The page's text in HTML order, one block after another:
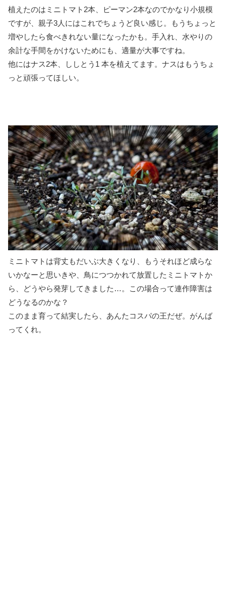
植えたのはミニトマト2本、ピーマン2本なのでかなり小規模
ですが、親子3人にはこれでちょうど良い感じ。もうちょっと
増やしたら食べきれない量になったかも。手入れ、水やりの
余計な手間をかけないためにも、適量が大事ですね。
他にはナス2本、ししとう1 本を植えてます。ナスはもうちょ
っと頑張ってほしい。
ミニトマトは背丈もだいぶ大きくなり、もうそれほど成らな
いかなーと思いきや、鳥につつかれて放置したミニトマトか
ら、どうやら発芽してきました…。この場合って連作障害は
どうなるのかな？
このまま育って結実したら、あんたコスパの王だぜ。がんば
ってくれ。